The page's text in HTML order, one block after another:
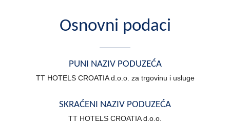
Osnovni podaci
PUNI NAZIV PODUZEĆA
TT HOTELS CROATIA d.o.o. za trgovinu i usluge
SKRAĆENI NAZIV PODUZEĆA
TT HOTELS CROATIA d.o.o.